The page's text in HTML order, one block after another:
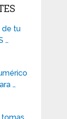
de tu
…
…